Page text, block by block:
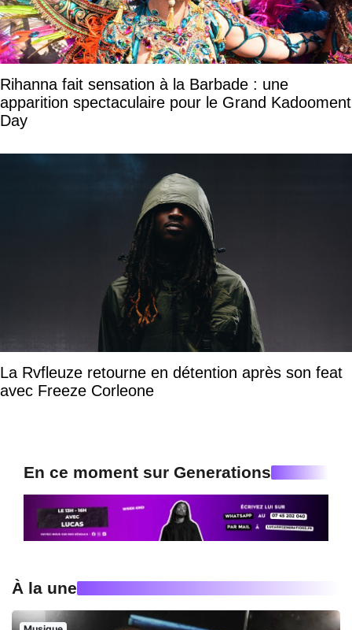
Rihanna fait sensation à la Barbade : une
apparition spectaculaire pour le Grand Kadooment
Day
La Rvfleuze retourne en détention après son feat
avec Freeze Corleone
En ce moment sur Generations
À la une